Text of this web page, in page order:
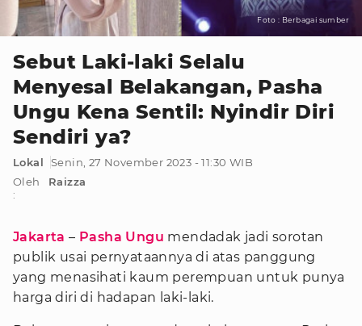
Foto : Berbagai sumber
Sebut Laki-laki Selalu
Menyesal Belakangan, Pasha
Ungu Kena Sentil: Nyindir Diri
Sendiri ya?
Lokal
Senin, 27 November 2023 - 11:30 WIB
Oleh
:
Raizza
Jakarta – Pasha Ungu mendadak jadi sorotan
publik usai pernyataannya di atas panggung
yang menasihati kaum perempuan untuk punya
harga diri di hadapan laki-laki.